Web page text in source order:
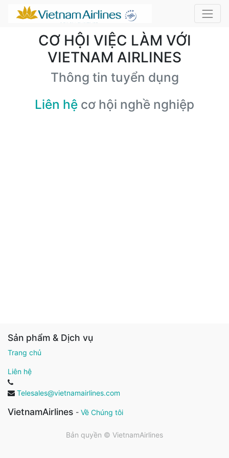
CƠ HỘI VIỆC LÀM VỚI
VIETNAM AIRLINES
Thông tin tuyển dụng
Liên hệ cơ hội nghề nghiệp
Sản phẩm & Dịch vụ
Trang chủ
Liên hệ
Telesales@vietnamairlines.com
VietnamAirlines - Về Chúng tôi
Bản quyền © VietnamAirlines